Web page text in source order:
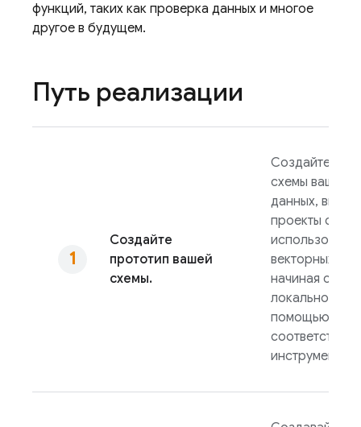
функций, таких как проверка данных и многое
другое в будущем.
Путь реализации
Создайте
прототип вашей
схемы.
Создайте
схемы вашей
данных,
проекты с
векторных
начиная с
локальной
помощью
инструментов.